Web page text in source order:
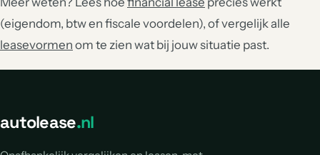
(eigendom, btw en fiscale voordelen), of vergelijk alle
leasevormen om te zien wat bij jouw situatie past.
autolease.nl